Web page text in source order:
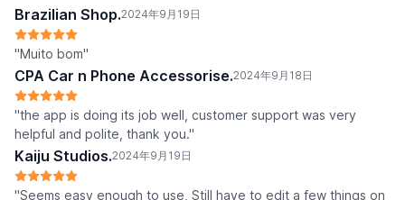
Brazilian Shop.2024年9月19日
"Muito bom"
CPA Car n Phone Accessorise.2024年9月18日
"the app is doing its job well, customer support was very
helpful and polite, thank you."
Kaiju Studios.2024年9月19日
"Seems easy enough to use, Still have to edit a few things on